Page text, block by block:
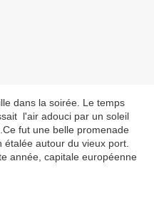
dans la soirée. Le temps
l'air adouci par un soleil
fut une belle promenade
autour du vieux port.
année, capitale européenne